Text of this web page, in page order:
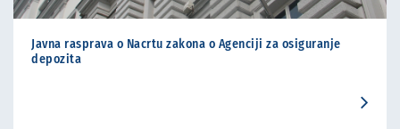
Javna rasprava o Nacrtu zakona o Agenciji za osiguranje
depozita